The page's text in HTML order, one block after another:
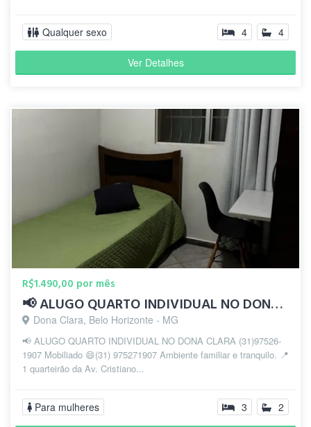
Qualquer sexo 4 4
Ver Detalhes
R$1.490,00 por mês
📢 ALUGO QUARTO INDIVIDUAL NO DONA CLARA
Dona Clara, Belo Horizonte - MG
📢 ALUGO QUARTO INDIVIDUAL NO DONA CLARA (31)97526-
1907 Mobiliado 😄(31) 975271907 Ambiente familiar e tranquilo. 📍
1 quarteirão da Av. Cristiano...
Para mulheres 3 2